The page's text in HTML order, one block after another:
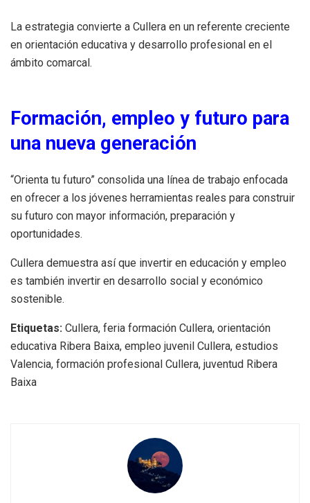
La estrategia convierte a Cullera en un referente creciente
en orientación educativa y desarrollo profesional en el
ámbito comarcal.
Formación, empleo y futuro para
una nueva generación
“Orienta tu futuro” consolida una línea de trabajo enfocada
en ofrecer a los jóvenes herramientas reales para construir
su futuro con mayor información, preparación y
oportunidades.
Cullera demuestra así que invertir en educación y empleo
es también invertir en desarrollo social y económico
sostenible.
Etiquetas: Cullera, feria formación Cullera, orientación
educativa Ribera Baixa, empleo juvenil Cullera, estudios
Valencia, formación profesional Cullera, juventud Ribera
Baixa